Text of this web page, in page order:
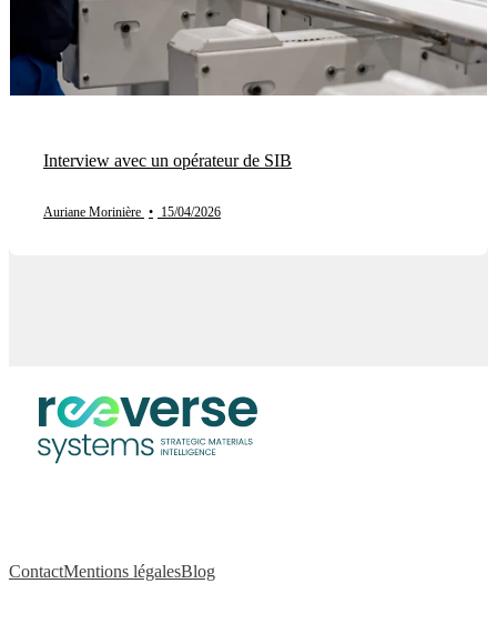
Interview avec un opérateur de SIB
Auriane Morinière • 15/04/2026
ContactMentions légalesBlog